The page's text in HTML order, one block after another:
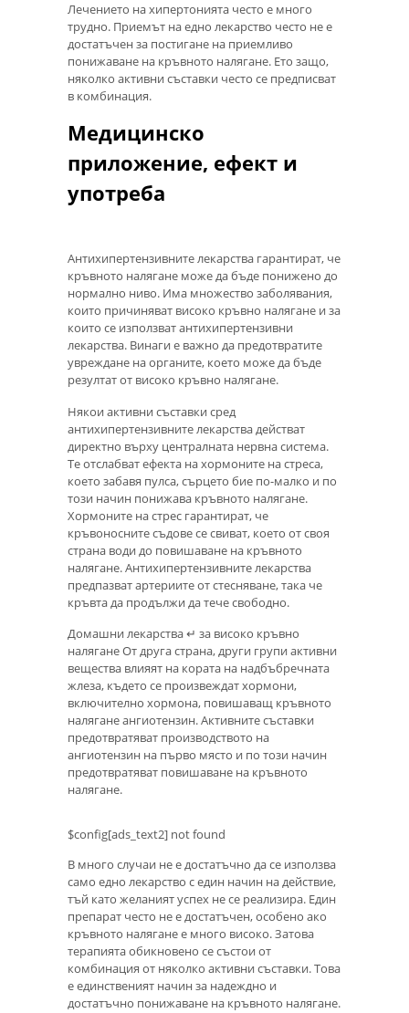
Лечението на хипертонията често е много
трудно. Приемът на едно лекарство често не е
достатъчен за постигане на приемливо
понижаване на кръвното налягане. Ето защо,
няколко активни съставки често се предписват
в комбинация.
Медицинско
приложение, ефект и
употреба
Антихипертензивните лекарства гарантират, че
кръвното налягане може да бъде понижено до
нормално ниво. Има множество заболявания,
които причиняват високо кръвно налягане и за
които се използват антихипертензивни
лекарства. Винаги е важно да предотвратите
увреждане на органите, което може да бъде
резултат от високо кръвно налягане.
Някои активни съставки сред
антихипертензивните лекарства действат
директно върху централната нервна система.
Те отслабват ефекта на хормоните на стреса,
което забавя пулса, сърцето бие по-малко и по
този начин понижава кръвното налягане.
Хормоните на стрес гарантират, че
кръвоносните съдове се свиват, което от своя
страна води до повишаване на кръвното
налягане. Антихипертензивните лекарства
предпазват артериите от стесняване, така че
кръвта да продължи да тече свободно.
Домашни лекарства ↵ за високо кръвно
налягане От друга страна, други групи активни
вещества влияят на кората на надбъбречната
жлеза, където се произвеждат хормони,
включително хормона, повишаващ кръвното
налягане ангиотензин. Активните съставки
предотвратяват производството на
ангиотензин на първо място и по този начин
предотвратяват повишаване на кръвното
налягане.
$config[ads_text2] not found
В много случаи не е достатъчно да се използва
само едно лекарство с един начин на действие,
тъй като желаният успех не се реализира. Един
препарат често не е достатъчен, особено ако
кръвното налягане е много високо. Затова
терапията обикновено се състои от
комбинация от няколко активни съставки. Това
е единственият начин за надеждно и
достатъчно понижаване на кръвното налягане.